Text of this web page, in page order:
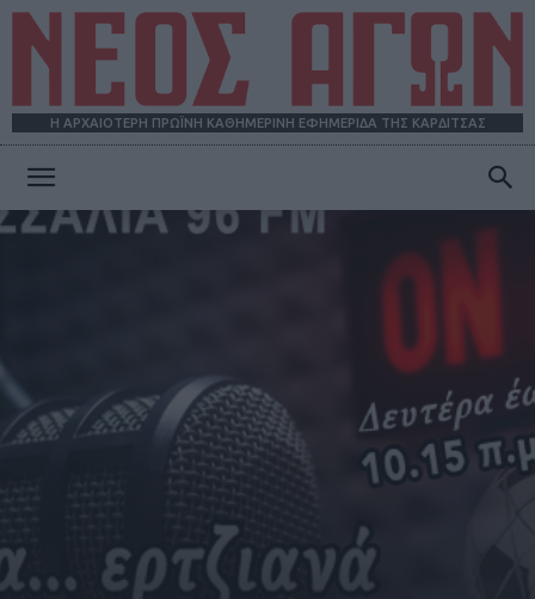
Η ΑΡΧΑΙΟΤΕΡΗ ΠΡΩΪΝΗ ΚΑΘΗΜΕΡΙΝΗ ΕΦΗΜΕΡΙΔΑ ΤΗΣ ΚΑΡΔΙΤΣΑΣ